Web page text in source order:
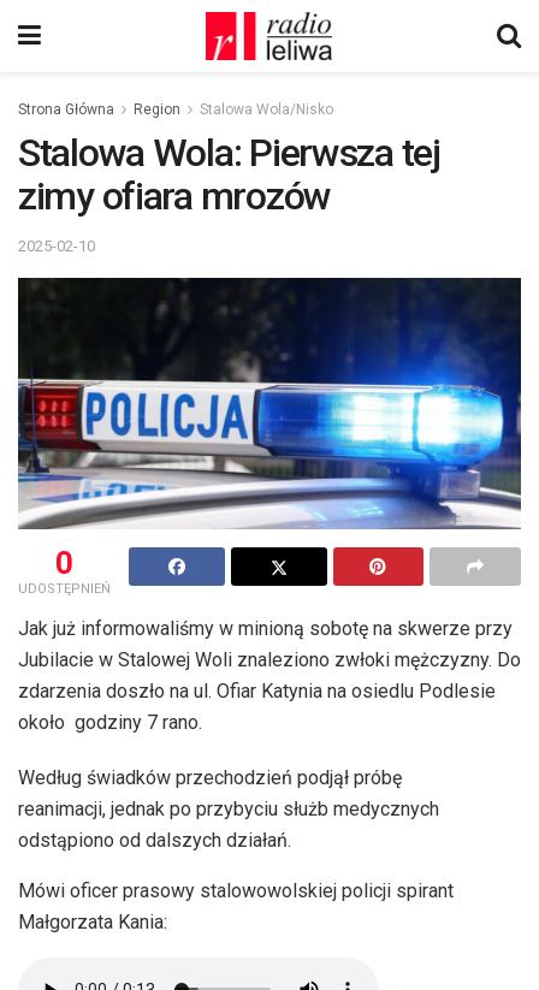
Strona Główna Region Stalowa Wola/Nisko
Stalowa Wola: Pierwsza tej
zimy ofiara mrozów
2025-02-10
0
UDOSTĘPNIEŃ
Jak już informowaliśmy w minioną sobotę na skwerze przy
Jubilacie w Stalowej Woli znaleziono zwłoki mężczyzny. Do
zdarzenia doszło na ul. Ofiar Katynia na osiedlu Podlesie
około godziny 7 rano.
Według świadków przechodzień podjął próbę
reanimacji, jednak po przybyciu służb medycznych
odstąpiono od dalszych działań.
Mówi oficer prasowy stalowowolskiej policji spirant
Małgorzata Kania: